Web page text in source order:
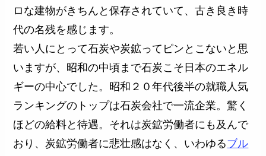
ロな建物がきちんと保存されていて、古き良き時
代の名残を感じます。
若い人にとって石炭や炭鉱ってピンとこないと思
いますが、昭和の中頃まで石炭こそ日本のエネル
ギーの中心でした。昭和２０年代後半の就職人気
ランキングのトップは石炭会社で一流企業。驚く
ほどの給料と待遇。それは炭鉱労働者にも及んで
おり、炭鉱労働者に悲壮感はなく、いわゆるブル